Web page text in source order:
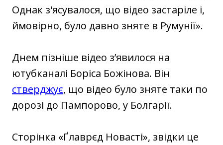
Однак з'ясувалося, що відео застаріле і,
ймовірно, було давно зняте в Румунії».
Днем пізніше відео з’явилося на
ютубканалі Боріса Божінова. Він
стверджує, що відео було зняте таки по
дорозі до Пампорово, у Болгарії.
Сторінка «Ґлаврєд Новасті», звідки це